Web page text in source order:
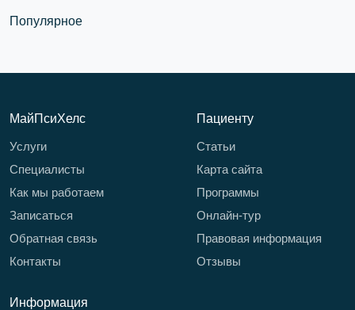
Популярное
МайПсиХелс
Услуги
Специалисты
Как мы работаем
Записаться
Обратная связь
Контакты
Пациенту
Статьи
Карта сайта
Программы
Онлайн-тур
Правовая информация
Отзывы
Информация